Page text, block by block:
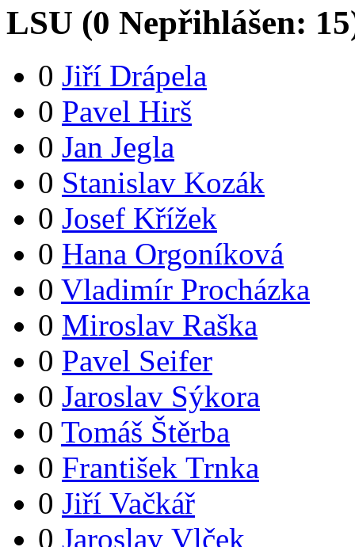
LSU (0 Nepřihlášen: 15
0 Jiří Drápela
0 Pavel Hirš
0 Jan Jegla
0 Stanislav Kozák
0 Josef Křížek
0 Hana Orgoníková
0 Vladimír Procházka
0 Miroslav Raška
0 Pavel Seifer
0 Jaroslav Sýkora
0 Tomáš Štěrba
0 František Trnka
0 Jiří Vačkář
0 Jaroslav Vlček